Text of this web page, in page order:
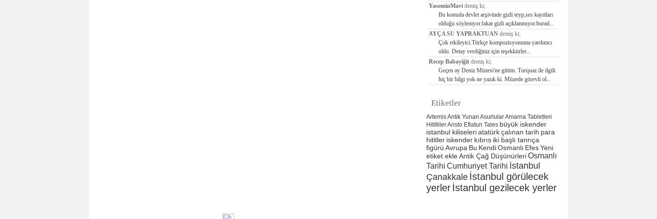
YaseminMavi demiş ki;
Bu konuda devlet arşivinde gizli teyp,ses kayıtları
olduğu söyleniyor.fakat gizli açıklanmıyor.burad...
AYÇA SU YAPRAKTUAN demiş ki;
Çok etkileyici.Türkçe kompozisyonuma yardımcı
oldu. Detay verdiğiniz için teşekkürler...
Recep Babayiğit demiş ki;
Geçen ay Deniz Müzesi'ne gittim. Turquaz ile ilgili
hiç bir bilgi yok ne yazık ki. Müzede görevli ol...
Etiketler
ArtemisAntik Yunan AsurlularAmarna Tabletleri
HititlilerAristo Eflatun Tales büyük iskender
istanbul kiliseleriatatürkçalınan tarih para
hititler iskender kıbrıs iki başlı tanrıça
figürü Avrupa Bu KendiOsmanlı EfesYeni
etiket ekleAntik Çağ DüşünürleriOsmanlı
Tarihi Cumhuriyet Tarihi İstanbul
Çanakkaleİstanbul görülecek
yerlerİstanbul gezilecek yerler